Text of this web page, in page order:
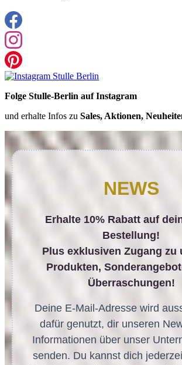
Folge Stulle-Berlin auf Instagram
und erhalte Infos zu Sales, Aktionen,
NEWS
Erhalte 10% Rabatt auf
Bestellung!
Plus exklusiven Zugang zu
Produkten,
Überraschungen!
Deine E-Mail-Adresse wird
dafür genutzt, dir unseren
Informationen über unser
senden. Du kannst dich